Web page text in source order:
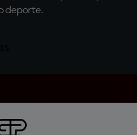
deporte.